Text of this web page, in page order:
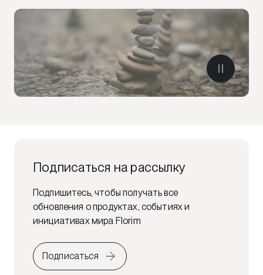
Подписаться на рассылку
Подпишитесь, чтобы получать все
обновления о продуктах, событиях и
инициативах мира Florim
Подписаться